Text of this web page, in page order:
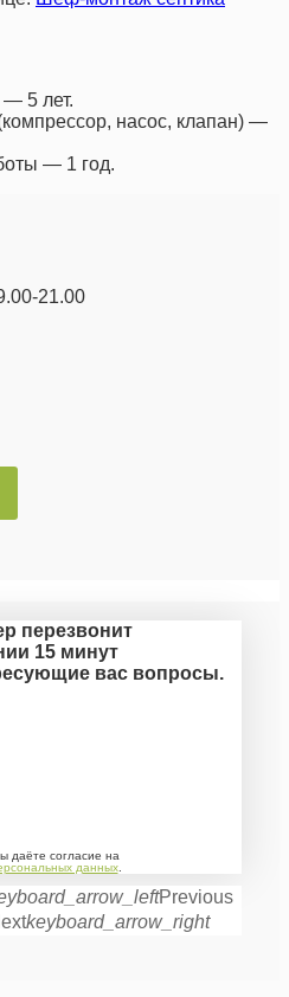
— 5 лет.
насос, клапан) —
— 1 год.
21.00
перезвонит
15 минут
вас вопросы.
даёте согласие на
данных.
Previous
keyboard_arrow_right